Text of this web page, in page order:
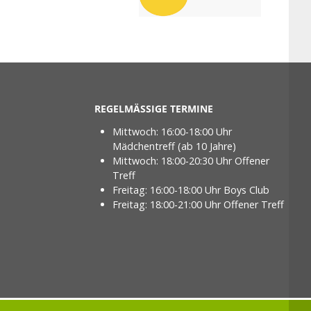
REGELMÄSSIGE TERMINE
Mittwoch: 16:00-18:00 Uhr
Mädchentreff (ab 10 Jahre)
Mittwoch: 18:00-20:30 Uhr Offener
Treff
Freitag: 16:00-18:00 Uhr Boys Club
Freitag: 18:00-21:00 Uhr Offener Treff